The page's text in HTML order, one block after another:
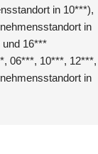
in 10***),
in
16***
06***, 10***, 12***,
in